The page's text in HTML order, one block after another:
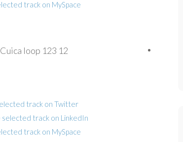
Cuica loop 123 12